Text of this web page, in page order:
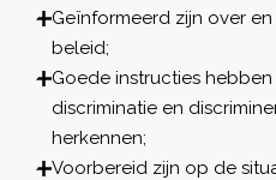
Geïnformeerd zijn over
beleid;
Goede instructies
discriminatie en
herkennen;
Voorbereid zijn op de